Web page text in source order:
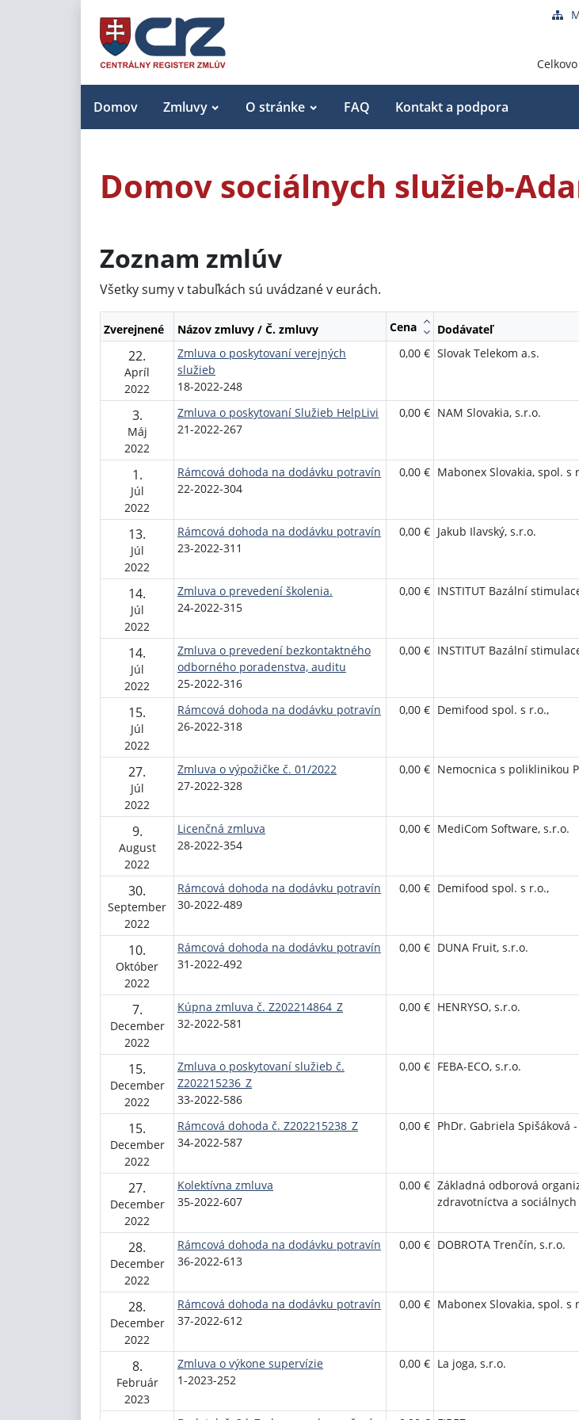
Domov Zmluvy O stránke FAQ Kontakt a podpora
Domov sociálnych služieb-
Zoznam zmlúv
Všetky sumy v tabuľkách sú uvádzané v eurách.
Zverejnené Názov zmluvy / Č. zmluvy Cena Dodávateľ
22.
Apríl
2022
Zmluva o poskytovaní verejných
služieb
18-2022-248
0,00 € Slovak Telekom a.s.
3.
Máj
2022
Zmluva o poskytovaní Služieb HelpLivi
21-2022-267
0,00 € NAM Slovakia, s.r.o.
1.
Júl
2022
Rámcová dohoda na dodávku potravín
22-2022-304
0,00 € Mabonex Slovakia, spol. s
13.
Júl
2022
Rámcová dohoda na dodávku potravín
23-2022-311
0,00 € Jakub Ilavský, s.r.o.
14.
Júl
2022
Zmluva o prevedení školenia.
24-2022-315
0,00 € INSTITUT Bazální
14.
Júl
2022
Zmluva o prevedení bezkontaktného
odborného poradenstva, auditu
25-2022-316
0,00 € INSTITUT Bazální
15.
Júl
2022
Rámcová dohoda na dodávku potravín
26-2022-318
0,00 € Demifood spol. s r.o.,
27.
Júl
2022
Zmluva o výpožičke č. 01/2022
27-2022-328
0,00 € Nemocnica s poliklinikou
9.
August
2022
Licenčná zmluva
28-2022-354
0,00 € MediCom Software, s.r.o.
30.
September
2022
Rámcová dohoda na dodávku potravín
30-2022-489
0,00 € Demifood spol. s r.o.,
10.
Október
2022
Rámcová dohoda na dodávku potravín
31-2022-492
0,00 € DUNA Fruit, s.r.o.
7.
December
2022
Kúpna zmluva č. Z202214864_Z
32-2022-581
0,00 € HENRYSO, s.r.o.
15.
December
2022
Zmluva o poskytovaní služieb č.
Z202215236_Z
33-2022-586
0,00 € FEBA-ECO, s.r.o.
15.
December
2022
Rámcová dohoda č. Z202215238_Z
34-2022-587
0,00 € PhDr. Gabriela Spišáková
27.
December
2022
Kolektívna zmluva
35-2022-607
0,00 € Základná odborová
zdravotníctva a sociálnych
28.
December
2022
Rámcová dohoda na dodávku potravín
36-2022-613
0,00 € DOBROTA Trenčín, s.r.o.
28.
December
2022
Rámcová dohoda na dodávku potravín
37-2022-612
0,00 € Mabonex Slovakia, spol. s
8.
Február
2023
Zmluva o výkone supervízie
1-2023-252
0,00 € La joga, s.r.o.